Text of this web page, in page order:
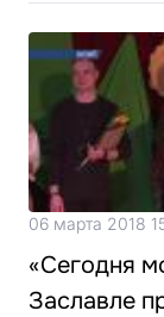
06 марта 2018
«Сегодня
Заславле